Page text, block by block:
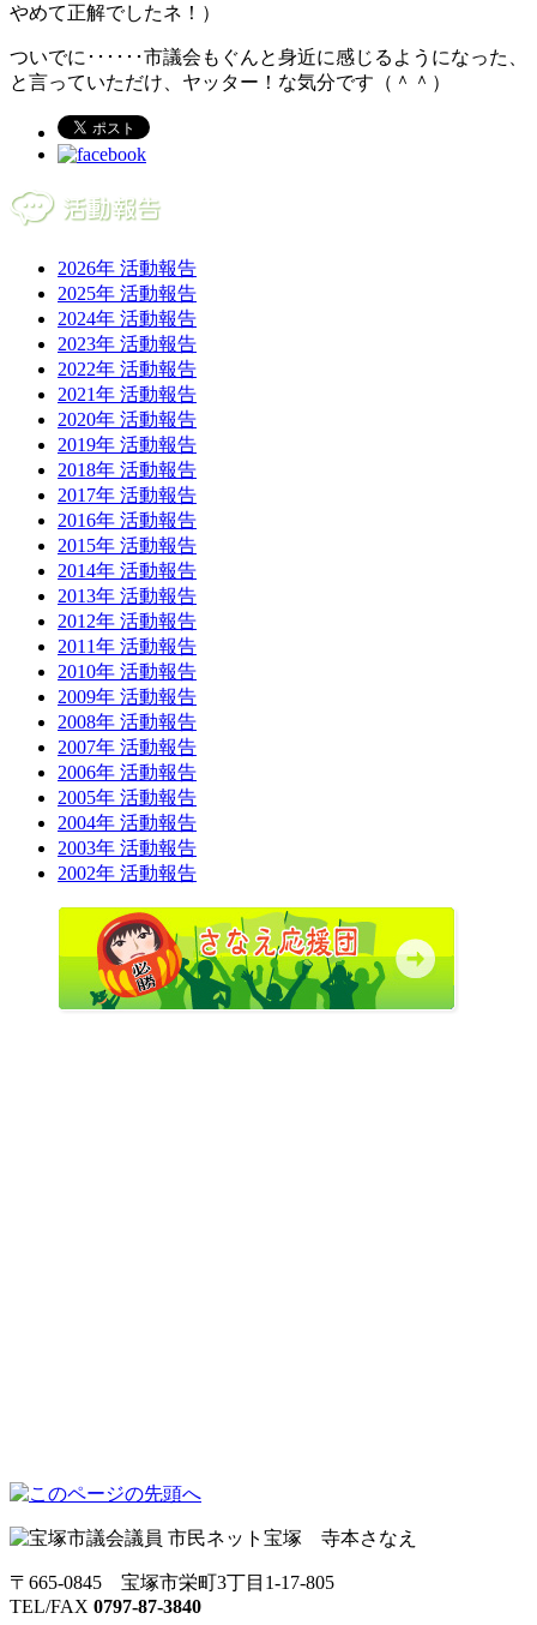
やめて正解でしたネ！）
ついでに･･････市議会もぐんと身近に感じるようになった、
と言っていただけ、ヤッター！な気分です（＾＾）
2026年 活動報告
2025年 活動報告
2024年 活動報告
2023年 活動報告
2022年 活動報告
2021年 活動報告
2020年 活動報告
2019年 活動報告
2018年 活動報告
2017年 活動報告
2016年 活動報告
2015年 活動報告
2014年 活動報告
2013年 活動報告
2012年 活動報告
2011年 活動報告
2010年 活動報告
2009年 活動報告
2008年 活動報告
2007年 活動報告
2006年 活動報告
2005年 活動報告
2004年 活動報告
2003年 活動報告
2002年 活動報告
〒665-0845 宝塚市栄町3丁目1-17-805
TEL/FAX 0797-87-3840